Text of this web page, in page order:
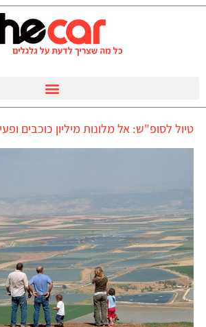
טיול לסופ"ש: אל מלונות מיליון כוכבים